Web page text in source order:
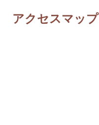
アクセスマップ